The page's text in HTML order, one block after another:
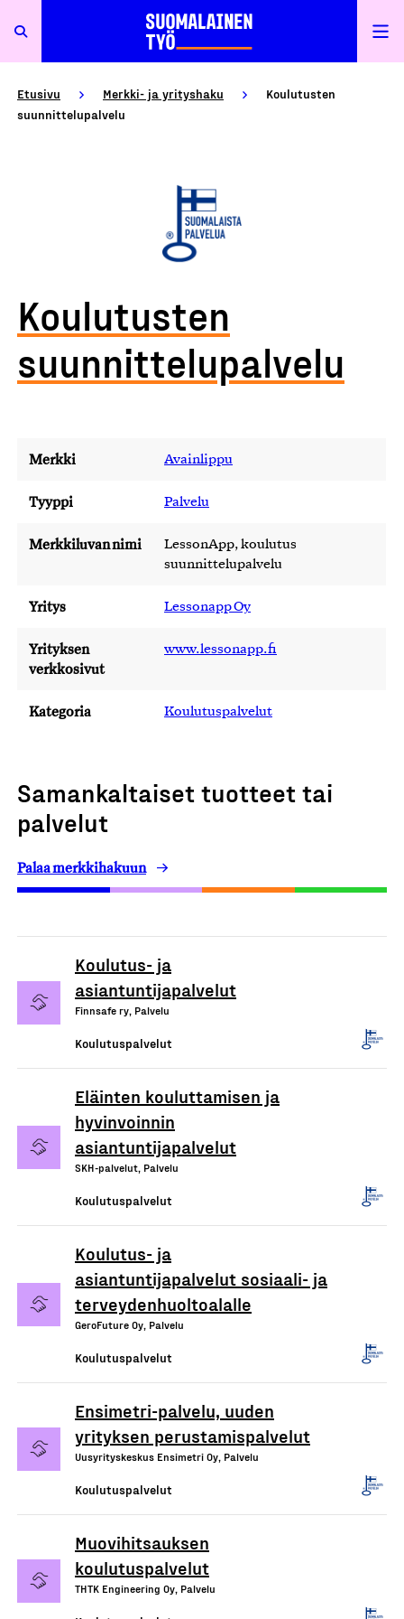
Etusivu Merkki- ja yrityshaku
Koulutusten
suunnittelupalvelu
Koulutusten
suunnittelupalvelu
Merkki Avainlippu
Tyyppi Palvelu
Merkkiluvan nimi
LessonApp, koulutus
suunnittelupalvelu
Yritys Lessonapp Oy
Yrityksen
verkkosivut
www.lessonapp.fi
Kategoria Koulutuspalvelut
Samankaltaiset tuotteet tai
palvelut
Palaa merkkihakuun
Koulutus- ja
asiantuntijapalvelut
Finnsafe ry, Palvelu
Koulutuspalvelut
Eläinten kouluttamisen ja
hyvinvoinnin
asiantuntijapalvelut
SKH-palvelut, Palvelu
Koulutuspalvelut
Koulutus- ja
asiantuntijapalvelut sosiaali- ja
terveydenhuoltoalalle
GeroFuture Oy, Palvelu
Koulutuspalvelut
Ensimetri-palvelu, uuden
yrityksen perustamispalvelut
Uusyrityskeskus Ensimetri Oy, Palvelu
Koulutuspalvelut
Muovihitsauksen
koulutuspalvelut
THTK Engineering Oy, Palvelu